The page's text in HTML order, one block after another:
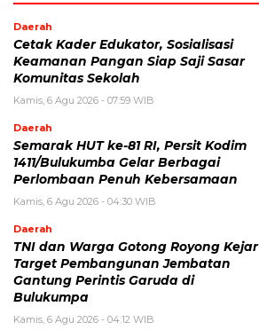
Daerah
Cetak Kader Edukator, Sosialisasi
Keamanan Pangan Siap Saji Sasar
Komunitas Sekolah
Kamis, 6 Agu 2026 - 07:59 WIB
Daerah
Semarak HUT ke-81 RI, Persit Kodim
1411/Bulukumba Gelar Berbagai
Perlombaan Penuh Kebersamaan
Kamis, 6 Agu 2026 - 04:30 WIB
Daerah
TNI dan Warga Gotong Royong Kejar
Target Pembangunan Jembatan
Gantung Perintis Garuda di
Bulukumpa
Kamis, 6 Agu 2026 - 04:12 WIB